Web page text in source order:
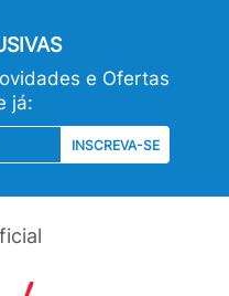
e Ofertas
já:
INSCREVA-SE